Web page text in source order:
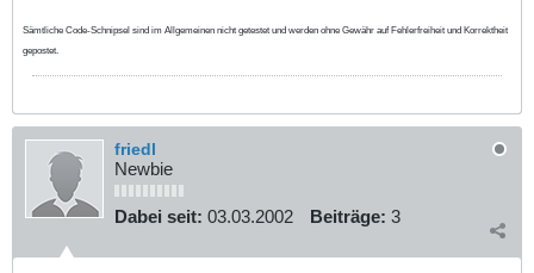
Sämtliche Code-Schnipsel sind im Allgemeinen nicht getestet und werden ohne Gewähr auf Fehlerfreiheit und Korrektheit
gepostet.
friedl
Newbie
Dabei seit: 03.03.2002 Beiträge: 3